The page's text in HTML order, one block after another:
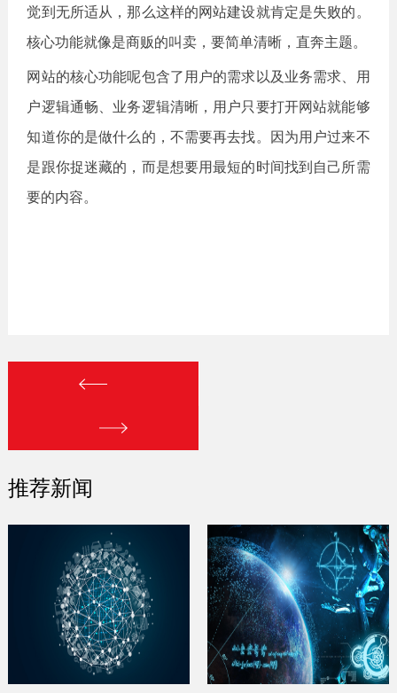
觉到无所适从，那么这样的网站建设就肯定是失败的。
核心功能就像是商贩的叫卖，要简单清晰，直奔主题。
网站的核心功能呢包含了用户的需求以及业务需求、用
户逻辑通畅、业务逻辑清晰，用户只要打开网站就能够
知道你的是做什么的，不需要再去找。因为用户过来不
是跟你捉迷藏的，而是想要用最短的时间找到自己所需
要的内容。
推荐新闻